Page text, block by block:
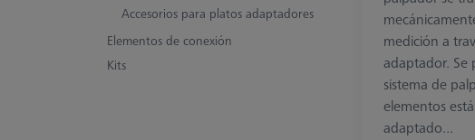
Accesorios para platos adaptadores
Elementos de conexión
Kits
medición a
adaptador. Se
sistema de
elementos
adaptado...